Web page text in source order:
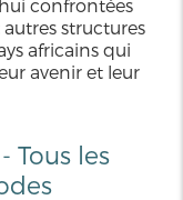
confrontées
structures
africains qui
avenir et leur
-Tous les